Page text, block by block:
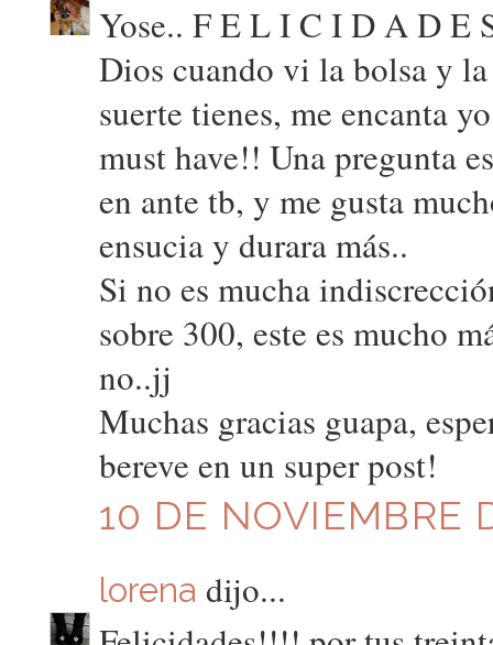
Yose.. F E L I C I D A D E
Dios cuando vi la bolsa y
suerte tienes, me encanta
must have!! Una pregunta
en ante tb, y me gusta
ensucia y durara más..
Si no es mucha
sobre 300, este es mucho
no..jj
Muchas gracias guapa,
bereve en un super post!
10 DE NOVIEMBRE
lorena dijo...